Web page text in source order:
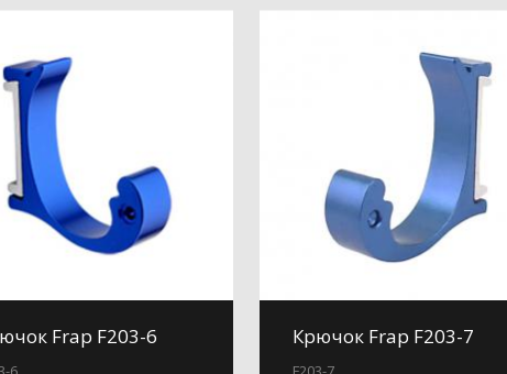
Frap F203-6 Крючок Frap F203-7